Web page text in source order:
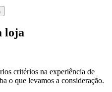
loja
critérios na experiência de
o que levamos a consideração.